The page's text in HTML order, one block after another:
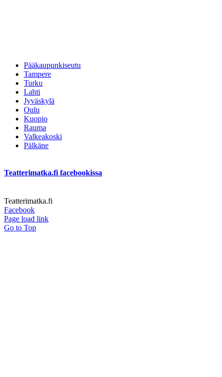
Pääkaupunkiseutu
Tampere
Turku
Lahti
Jyväskylä
Oulu
Kuopio
Rauma
Valkeakoski
Pälkäne
Teatterimatka.fi facebookissa
Teatterimatka.fi
Facebook
Page load link
Go to Top